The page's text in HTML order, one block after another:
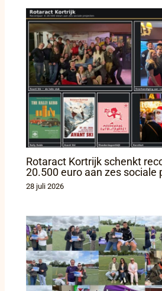
Rotaract Kortrijk schenkt
20.500 euro aan zes sociale
28 juli 2026